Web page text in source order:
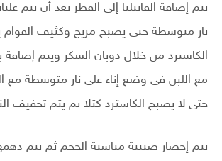
يتم إضافة الفانيليا إلى القطر بعد أن يتم
نار متوسطة حتى يصبح مزيج وكثيف القوام
الكاسترد من خلال ذوبان السكر ويتم إضافة
مع اللبن في وضع إناء على نار متوسطة مع
حتي لا يصبح الكاسترد كتلا ثم يتم تخفيف
يتم إحضار صينية مناسبة الحجم ثم يتم